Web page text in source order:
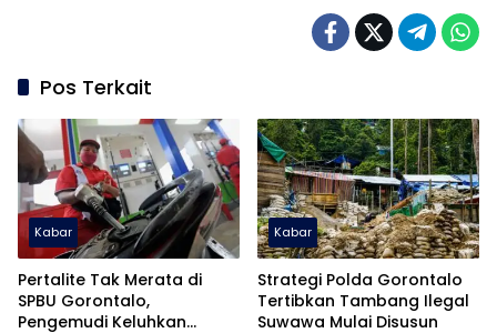
Pos Terkait
Kabar
Pertalite Tak Merata di
SPBU Gorontalo,
Pengemudi Keluhkan
Kabar
Strategi Polda Gorontalo
Tertibkan Tambang Ilegal
Suwawa Mulai Disusun